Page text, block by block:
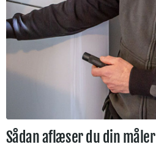
Sådan aflæser du din måler